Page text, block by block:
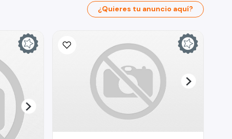
¿Quieres tu anuncio aquí?